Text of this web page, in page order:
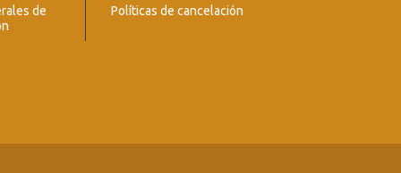
de
Políticas de cancelación